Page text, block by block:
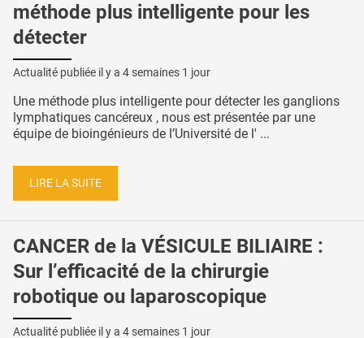
méthode plus intelligente pour les
détecter
Actualité publiée il y a 4 semaines 1 jour
Une méthode plus intelligente pour détecter les ganglions
lymphatiques cancéreux , nous est présentée par une
équipe de bioingénieurs de l’Université de l' ...
LIRE LA SUITE
CANCER de la VÉSICULE BILIAIRE :
Sur l’efficacité de la chirurgie
robotique ou laparoscopique
Actualité publiée il y a 4 semaines 1 jour